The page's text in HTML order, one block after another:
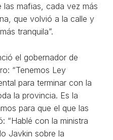
las mafias, cada vez más
que volvió a la calle y
tranquila”.
el gobernador de
“Tenemos Ley
para terminar con la
la provincia. Es la
para que el que las
“Hablé con la ministra
Javkin sobre la